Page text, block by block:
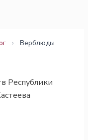
› Верблюды
Республики